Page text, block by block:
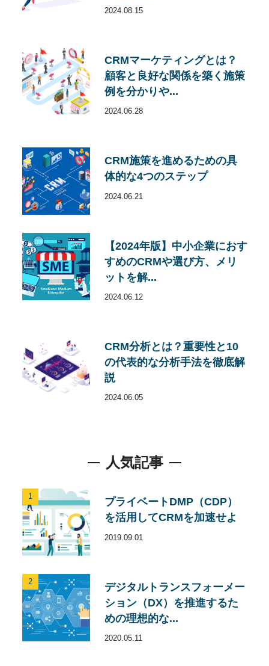
2024.08.15
CRMマーケティングとは？
顧客と良好な関係を築く施策
例を分かりや...
2024.06.28
CRM施策を進めるための具
体的な4つのステップ
2024.06.21
【2024年版】中小企業におす
すめのCRMや選び方、メリ
ットを解...
2024.06.12
CRM分析とは？重要性と10
の代表的な分析手法を徹底解
説
2024.06.05
人気記事
1
プライベートDMP（CDP）
を活用してCRMを加速せよ
2019.09.01
2
デジタルトランスフォーメー
ション（DX）を推進するた
めの理想的な...
2020.05.11